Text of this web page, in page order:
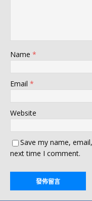
Name *
Email *
Website
Save my name,
next time I comment.